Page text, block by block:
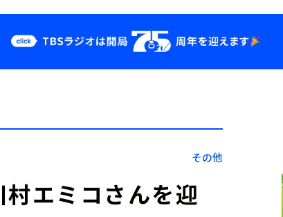
YouTube
その他
エミコさんを迎